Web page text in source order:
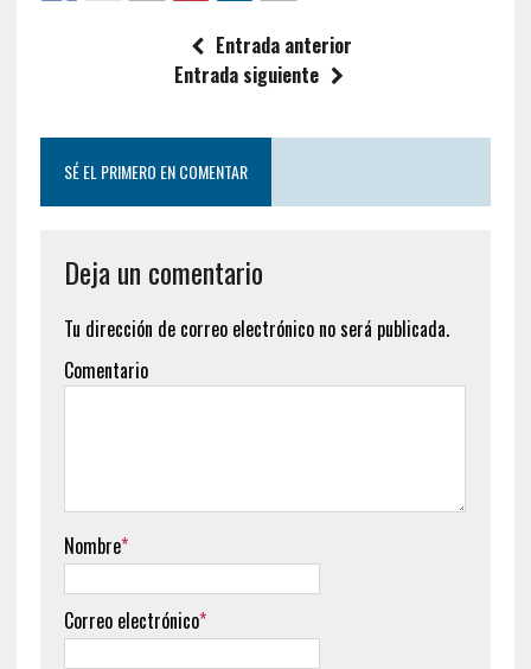
Entrada anterior
Entrada siguiente
SÉ EL PRIMERO EN COMENTAR
Deja un comentario
Tu dirección de correo electrónico no será publicada.
Comentario
Nombre*
Correo electrónico*